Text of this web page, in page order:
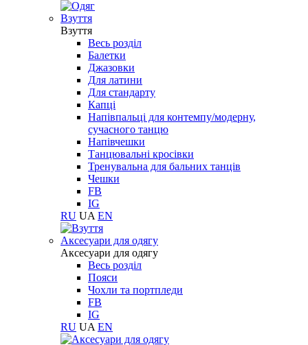
Взуття
Взуття
Весь розділ
Балетки
Джазовки
Для латини
Для стандарту
Капці
Напівпальці для контемпу/модерну,
сучасного танцю
Напівчешки
Танцювальні кросівки
Тренувальна для бальних танців
Чешки
FB
IG
RU UA EN
Aксесуари для одягу
Aксесуари для одягу
Весь розділ
Пояси
Чохли та портпледи
FB
IG
RU UA EN